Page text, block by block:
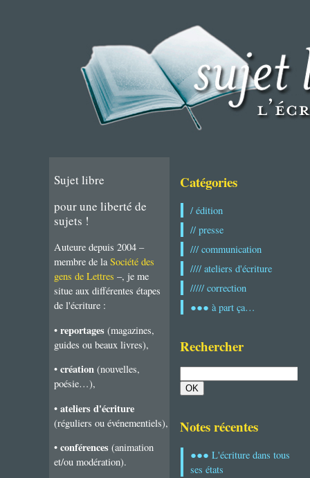
Sujet libre
pour une liberté de
sujets !
Auteure depuis 2004 –
membre de laSociété des
gens de Lettres –, je me
situe aux différentes étapes
de l'écriture :
• reportages (magazines,
guides ou beaux livres),
• création (nouvelles,
poésie…),
• ateliers d'écriture
(réguliers ou événementiels),
• conférences (animation
et/ou modération).
Catégories
/ édition
// presse
/// communication
//// ateliers d'écriture
///// correction
●●● à part ça…
Rechercher
Notes récentes
●●● L'écriture dans tous
ses états